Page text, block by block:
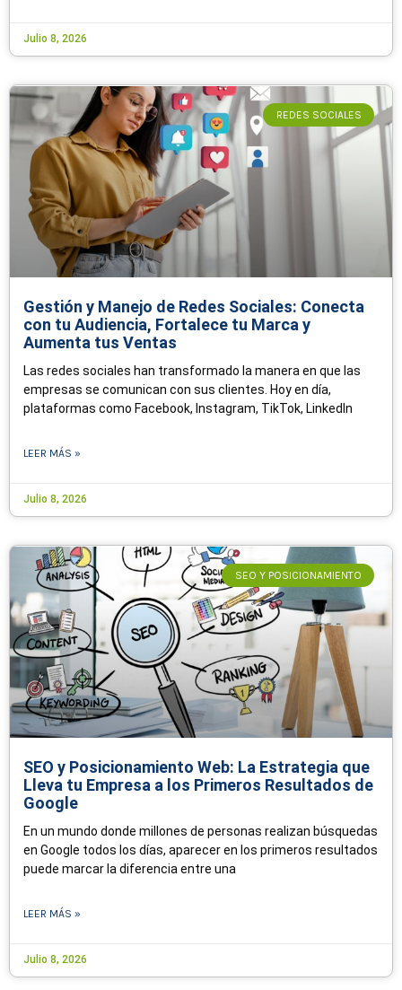
Julio 8, 2026
REDES SOCIALES
Gestión y Manejo de Redes Sociales: Conecta
con tu Audiencia, Fortalece tu Marca y
Aumenta tus Ventas
Las redes sociales han transformado la manera en que las
empresas se comunican con sus clientes. Hoy en día,
plataformas como Facebook, Instagram, TikTok, LinkedIn
LEER MÁS »
Julio 8, 2026
SEO Y POSICIONAMIENTO
SEO y Posicionamiento Web: La Estrategia que
Lleva tu Empresa a los Primeros Resultados de
Google
En un mundo donde millones de personas realizan búsquedas
en Google todos los días, aparecer en los primeros resultados
puede marcar la diferencia entre una
LEER MÁS »
Julio 8, 2026